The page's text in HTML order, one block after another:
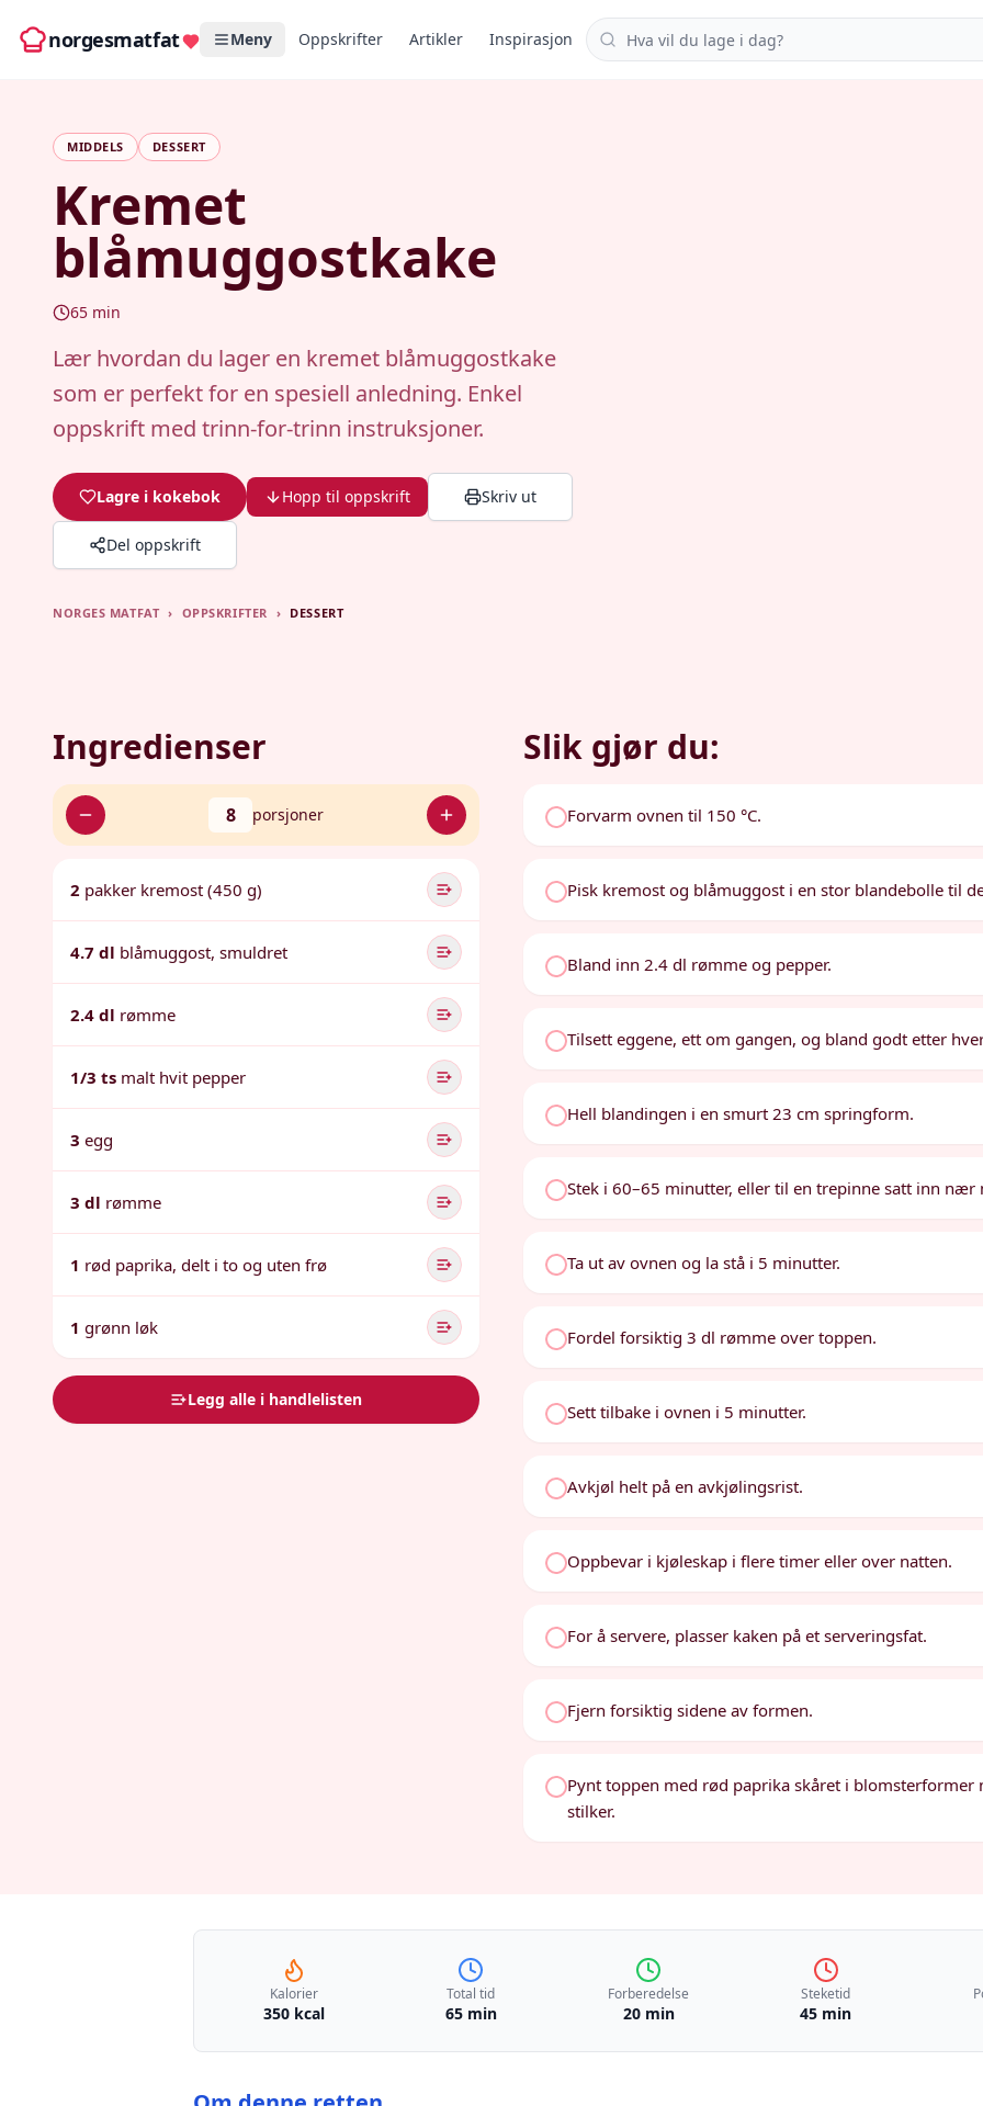
norgesmatfat Meny Oppskrifter Artikler Inspirasjon Søk i oppskrifter
MIDDELS DESSERT
Kremet
blåmuggostkake
65 min
Lær hvordan du lager en kremet blåmuggostkake
som er perfekt for en spesiell anledning. Enkel
oppskrift med trinn-for-trinn instruksjoner.
Lagre i kokebok Hopp til oppskrift Skriv ut
Del oppskrift
NORGES MATFAT › OPPSKRIFTER › DESSERT
Ingredienser
8 porsjoner
2 pakker kremost (450 g)
4.7 dl blåmuggost, smuldret
2.4 dl rømme
1/3 ts malt hvit pepper
3 egg
3 dl rømme
1 rød paprika, delt i to og uten frø
1 grønn løk
Legg alle i handlelisten
Slik gjør du:
Forvarm ovnen til 150 °C.
Pisk kremost og blåmuggost i en stor blandebolle til
Bland inn 2.4 dl rømme og pepper.
Tilsett eggene, ett om gangen, og bland godt etter
Hell blandingen i en smurt 23 cm springform.
Stek i 60–65 minutter, eller til en trepinne satt inn
Ta ut av ovnen og la stå i 5 minutter.
Fordel forsiktig 3 dl rømme over toppen.
Sett tilbake i ovnen i 5 minutter.
Avkjøl helt på en avkjølingsrist.
Oppbevar i kjøleskap i flere timer eller over natten.
For å servere, plasser kaken på et serveringsfat.
Fjern forsiktig sidene av formen.
Pynt toppen med rød paprika skåret i
stilker.
Kalorier
350 kcal
Total tid
65 min
Forberedelse
20 min
Steketid
45 min